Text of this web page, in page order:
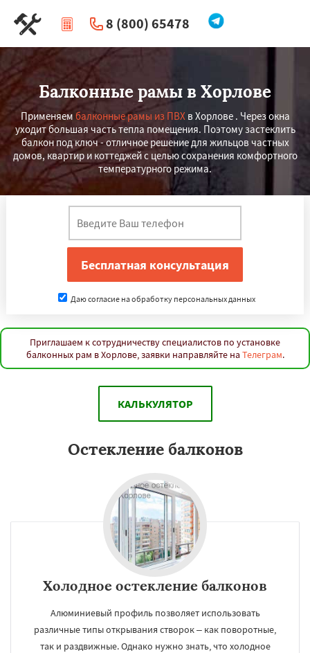
8 (800) 65478
| Перезвоните мне
Балконные рамы в Хорлове
Применяем балконные рамы из ПВХв Хорлове . Через окна
уходит большая часть тепла помещения. Поэтому застеклить
балкон под ключ - отличное решение для жильцов частных
домов, квартир и коттеджей с целью сохранения комфортного
температурного режима.
Даю согласие на обработку персональных данных
Приглашаем к сотрудничеству специалистов по установке
балконных рам в Хорлове, заявки направляйте на Телеграм.
КАЛЬКУЛЯТОР
Остекление балконов
Холодное остекление балконов
Алюминиевый профиль позволяет использовать
различные типы открывания створок – как поворотные,
так и раздвижные. Однако нужно знать, что холодное